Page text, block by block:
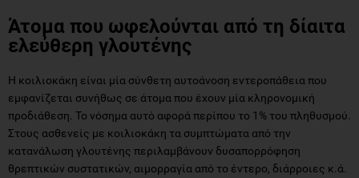
Άτομα που ωφελούνται από τη δίαιτα
ελεύθερη γλουτένης
Η κοιλιοκάκη είναι μία σύνθετη αυτοάνοση εντεροπάθεια που
εμφανίζεται συνήθως σε άτομα που έχουν μία κληρονομική
προδιάθεση. Το νόσημα αυτό αφορά περίπου το 1% του πληθυσμού.
Στους ασθενείς με κοιλιοκάκη τα συμπτώματα από την
κατανάλωση γλουτένης περιλαμβάνουν δυσαπορρόφηση
θρεπτικών συστατικών, αιμορραγία από το έντερο, διάρροιες κ.ά.